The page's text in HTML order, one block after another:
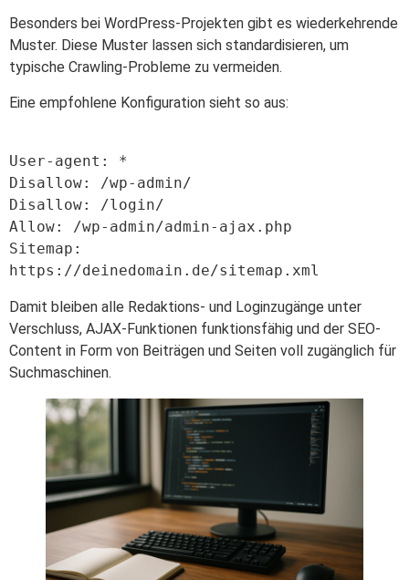
Besonders bei WordPress-Projekten gibt es wiederkehrende
Muster. Diese Muster lassen sich standardisieren, um
typische Crawling-Probleme zu vermeiden.
Eine empfohlene Konfiguration sieht so aus:
User-agent: *
Disallow: /wp-admin/
Disallow: /login/
Allow: /wp-admin/admin-ajax.php
Sitemap:
Damit bleiben alle Redaktions- und Loginzugänge unter
Verschluss, AJAX-Funktionen funktionsfähig und der SEO-
Content in Form von Beiträgen und Seiten voll zugänglich für
Suchmaschinen.